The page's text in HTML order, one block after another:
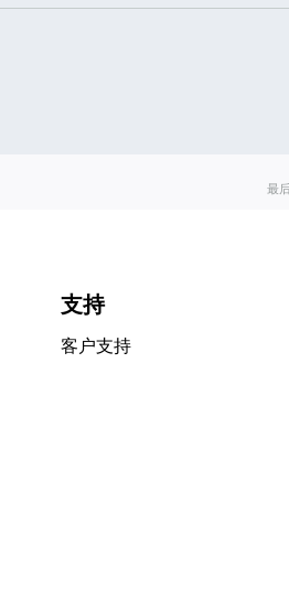
最
支持
客户支持